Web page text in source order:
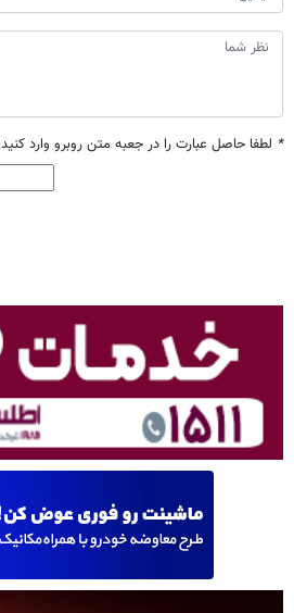
* لطفا حاصل عبارت را در جعبه متن روبرو وارد کنید